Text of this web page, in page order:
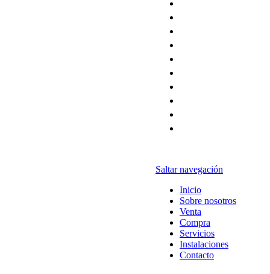
Saltar navegación
Inicio
Sobre nosotros
Venta
Compra
Servicios
Instalaciones
Contacto